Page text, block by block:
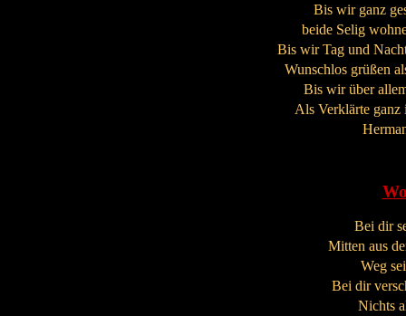
Bis wir ganz
beide Selig
Bis wir Tag und
Wunschlos grüßen
Bis wir über
Als Verklärte ganz
Bei dir
Mitten aus
Weg
Bei dir
Nichts